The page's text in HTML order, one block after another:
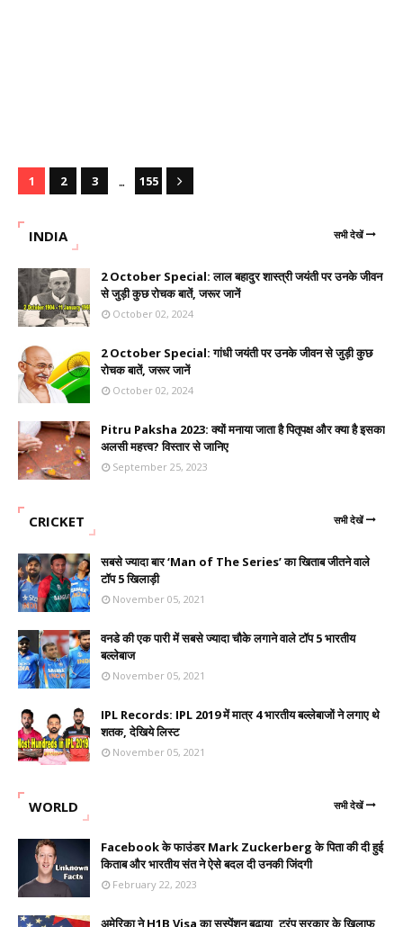
1 2 3 ... 155
INDIA सभी देखें
2 October Special: लाल बहादुर शास्त्री जयंती पर उनके जीवन
से जुड़ी कुछ रोचक बातें, जरूर जानें
October 02, 2024
2 October Special: गांधी जयंती पर उनके जीवन से जुड़ी कुछ
रोचक बातें, जरूर जानें
October 02, 2024
Pitru Paksha 2023: क्यों मनाया जाता है पितृपक्ष और क्या है इसका
अलसी महत्त्व? विस्तार से जानिए
September 25, 2023
CRICKET सभी देखें
सबसे ज्यादा बार ‘Man of The Series’ का खिताब जीतने वाले
टॉप 5 खिलाड़ी
November 05, 2021
वनडे की एक पारी में सबसे ज्यादा चौके लगाने वाले टॉप 5 भारतीय
बल्लेबाज
November 05, 2021
IPL Records: IPL 2019 में मात्र 4 भारतीय बल्लेबाजों ने लगाए थे
शतक, देखिये लिस्ट
November 05, 2021
WORLD सभी देखें
Facebook के फाउंडर Mark Zuckerberg के पिता की दी हुई
किताब और भारतीय संत ने ऐसे बदल दी उनकी जिंदगी
February 22, 2023
अमेरिका ने H1B Visa का सस्पेंशन बढ़ाया, ट्रंप सरकार के खिलाफ